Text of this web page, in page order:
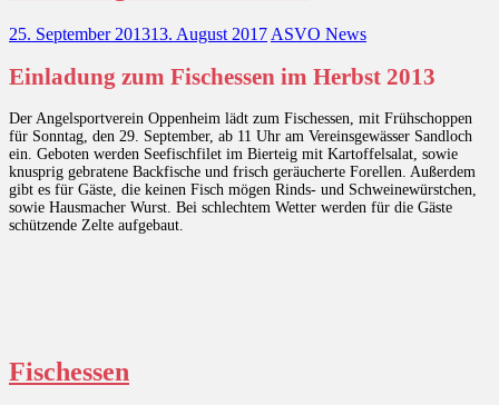
25. September 201313. August 2017 ASVO News
Einladung zum Fischessen im Herbst 2013
Der Angelsportverein Oppenheim lädt zum Fischessen, mit Frühschoppen
für Sonntag, den 29. September, ab 11 Uhr am Vereinsgewässer Sandloch
ein. Geboten werden Seefischfilet im Bierteig mit Kartoffelsalat, sowie
knusprig gebratene Backfische und frisch geräucherte Forellen. Außerdem
gibt es für Gäste, die keinen Fisch mögen Rinds- und Schweinewürstchen,
sowie Hausmacher Wurst. Bei schlechtem Wetter werden für die Gäste
schützende Zelte aufgebaut.
Fischessen